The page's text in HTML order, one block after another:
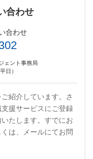
合わせ
合わせ
ェント事務局
日）
紹介しています。さ
援サービスにご登録
たします。すでにお
は、メールにてお問